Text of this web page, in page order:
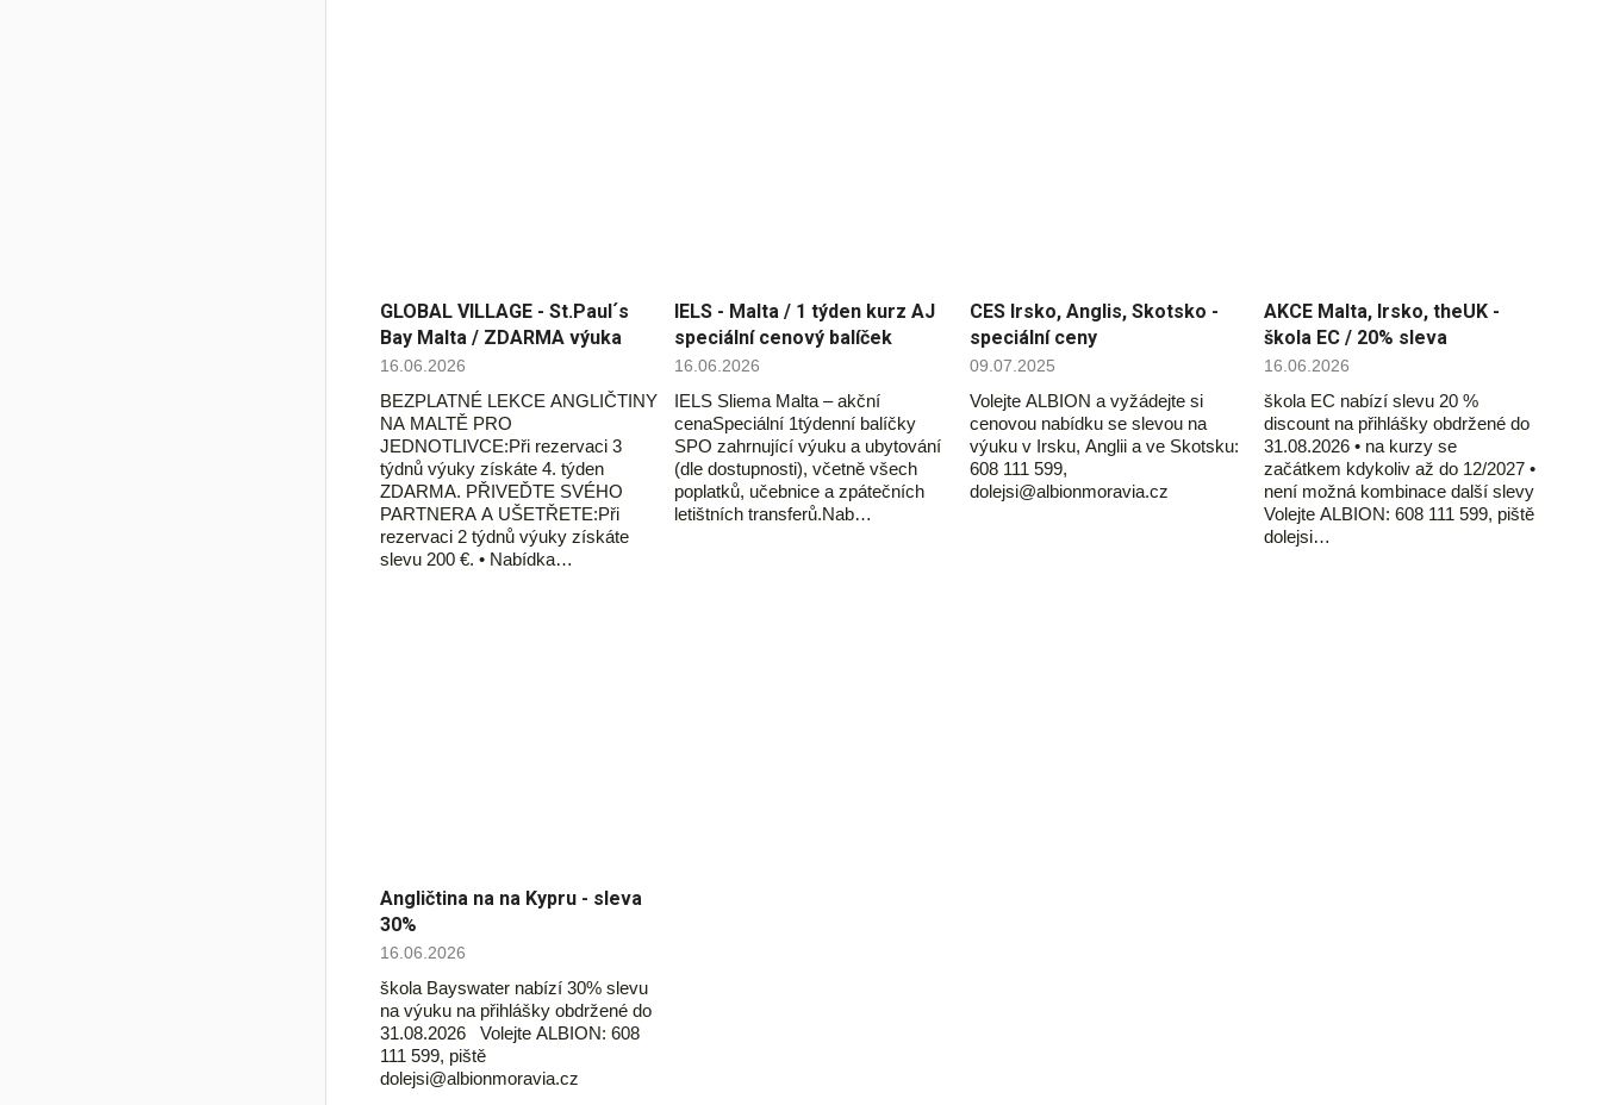
GLOBAL VILLAGE - St.Paul´s
Bay Malta / ZDARMA výuka
16.06.2026
BEZPLATNÉ LEKCE ANGLIČTINY
NA MALTĚ PRO
JEDNOTLIVCE:Při rezervaci 3
týdnů výuky získáte 4. týden
ZDARMA. PŘIVEĎTE SVÉHO
PARTNERA A UŠETŘETE:Při
rezervaci 2 týdnů výuky získáte
slevu 200 €. • Nabídka…
IELS - Malta / 1 týden kurz AJ
speciální cenový balíček
16.06.2026
IELS Sliema Malta – akční
cenaSpeciální 1týdenní balíčky
SPO zahrnující výuku a ubytování
(dle dostupnosti), včetně všech
poplatků, učebnice a zpátečních
letištních transferů.Nab…
CES Irsko, Anglis, Skotsko -
speciální ceny
09.07.2025
Volejte ALBION a vyžádejte si
cenovou nabídku se slevou na
výuku v Irsku, Anglii a ve Skotsku:
608 111 599,
dolejsi@albionmoravia.cz
AKCE Malta, Irsko, theUK -
škola EC / 20% sleva
16.06.2026
škola EC nabízí slevu 20 %
discount na přihlášky obdržené do
31.08.2026 • na kurzy se
začátkem kdykoliv až do 12/2027 •
není možná kombinace další slevy
Volejte ALBION: 608 111 599, piště
dolejsi…
Angličtina na na Kypru - sleva
30%
16.06.2026
škola Bayswater nabízí 30% slevu
na výuku na přihlášky obdržené do
31.08.2026 Volejte ALBION: 608
111 599, piště
dolejsi@albionmoravia.cz